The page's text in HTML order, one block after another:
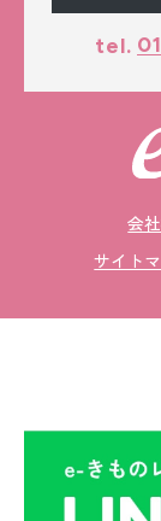
tel.
会
サイト